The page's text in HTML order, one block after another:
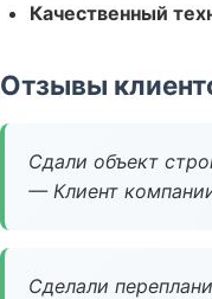
Качественный
Отзывы
Сдали объект
— Клиент
Сделали